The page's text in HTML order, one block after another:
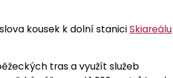
kousek k dolní staniciSkiareálu
tras a využít služeb